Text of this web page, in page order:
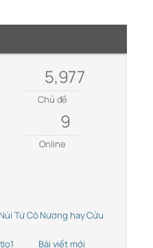
5,977
Chủ đề
9
Online
Tứ Cô Nương hay Cửu
Bài viết mới